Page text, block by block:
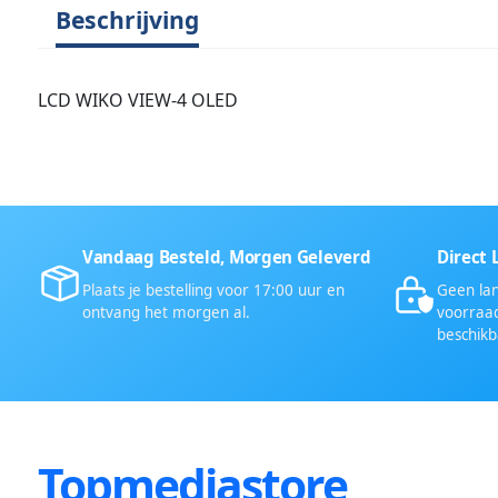
Beschrijving
LCD WIKO VIEW-4 OLED
Vandaag Besteld, Morgen Geleverd
Plaats je bestelling voor 17:00 uur en
ontvang het morgen al.
Direct
Geen
Topmediastore